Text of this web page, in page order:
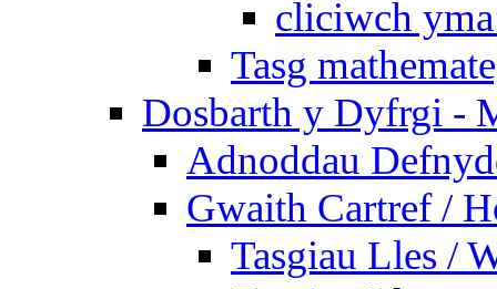
cliciwch
Tasg
Dosbarth y Dyfrgi -
Adnoddau
Gwaith Cartref /
Tasgiau Lles /